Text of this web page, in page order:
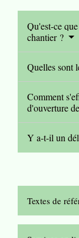
Qu'est-ce
chantier ?
Quelles sont
Comment
d'ouverture
Y a-t-il un
Textes de